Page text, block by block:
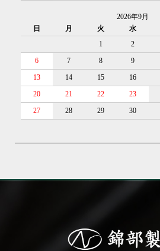
2026年9月
日
月 火 水
1
2
6
7 8 9
13
14 15 16
20
21 22 23
27
28 29 30